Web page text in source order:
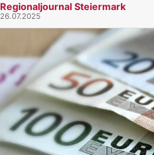
Regionaljournal Steiermark
26.07.2025